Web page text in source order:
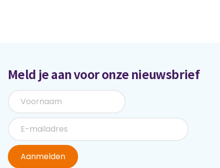
Meld je aan voor onze nieuwsbrief
Aanmelden